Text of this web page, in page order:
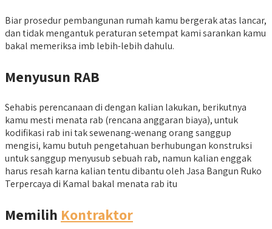
Biar prosedur pembangunan rumah kamu bergerak atas lancar,
dan tidak mengantuk peraturan setempat kami sarankan kamu
bakal memeriksa imb lebih-lebih dahulu.
Menyusun RAB
Sehabis perencanaan di dengan kalian lakukan, berikutnya
kamu mesti menata rab (rencana anggaran biaya), untuk
kodifikasi rab ini tak sewenang-wenang orang sanggup
mengisi, kamu butuh pengetahuan berhubungan konstruksi
untuk sanggup menyusub sebuah rab, namun kalian enggak
harus resah karna kalian tentu dibantu oleh Jasa Bangun Ruko
Terpercaya di Kamal bakal menata rab itu
Memilih Kontraktor